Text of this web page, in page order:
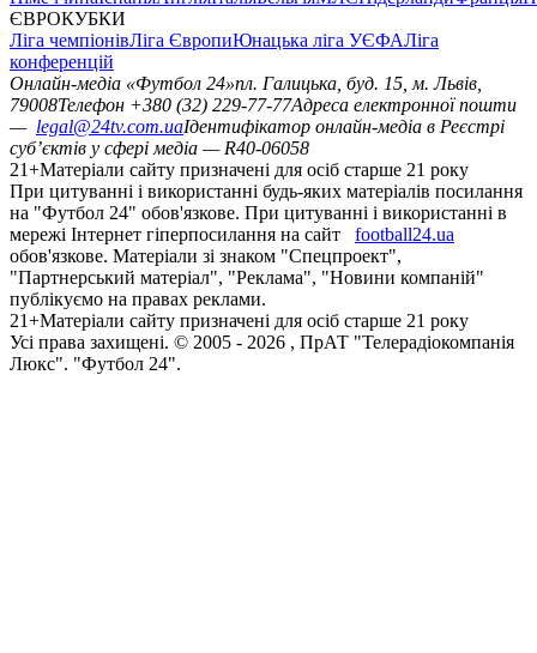
ЄВРОКУБКИ
Ліга чемпіонівЛіга ЄвропиЮнацька ліга УЄФАЛіга
конференцій
Онлайн-медіа «Футбол 24»пл. Галицька, буд. 15, м. Львів,
79008Телефон +380 (32) 229-77-77Адреса електронної пошти
— legal@24tv.com.uaІдентифікатор онлайн-медіа в Реєстрі
суб’єктів у сфері медіа — R40-06058
21+Матеріали сайту призначені для осіб старше 21 року
При цитуванні і використанні будь-яких матеріалів посилання
на "Футбол 24" обов'язкове. При цитуванні і використанні в
мережі Інтернет гіперпосилання на сайт
football24.ua
обов'язкове. Матеріали зі знаком "Спецпроект",
"Партнерський матеріал", "Реклама", "Новини компаній"
публікуємо на правах реклами.
21+Матеріали сайту призначені для осіб старше 21 року
Усi права захищенi. © 2005 - 2026 , ПрАТ "Телерадіокомпанія
Люкс". "Футбол 24".